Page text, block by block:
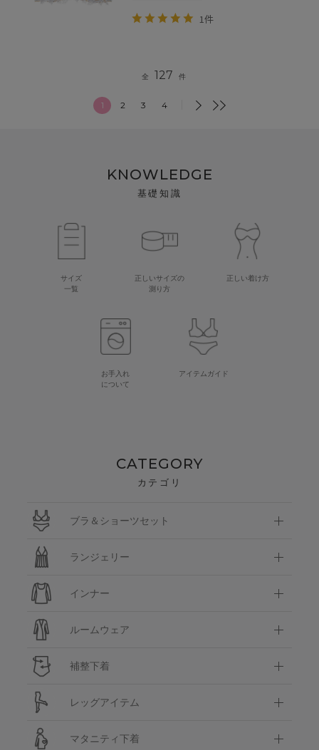
1件
全 127 件
1 2 3 4
KNOWLEDGE
基礎知識
サイズ
一覧
正しいサイズの
測り方
正しい着け方
お手入れ
について
アイテムガイド
CATEGORY
カテゴリ
ブラ＆ショーツセット
ランジェリー
インナー
ルームウェア
補整下着
レッグアイテム
マタニティ下着